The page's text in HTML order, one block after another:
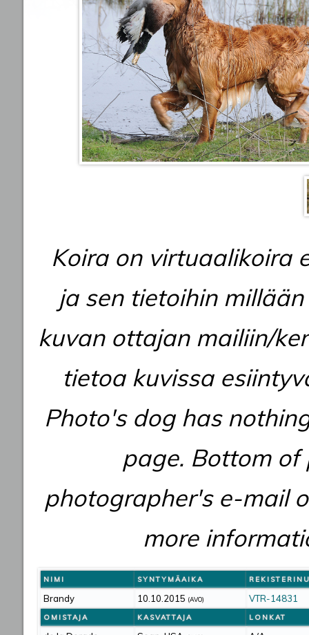
Koira on virtuaalikoira
ja sen tietoihin
kuvan ottajan mailiin/
tietoa kuvissa
Photo's dog has
page. Bottom of
photographer's e-mail
more
NIMI SYNTYMÄAIKA
Brandy 10.10.2015 (AVO) VTR-14831
OMISTAJA KASVATTAJA LONKAT